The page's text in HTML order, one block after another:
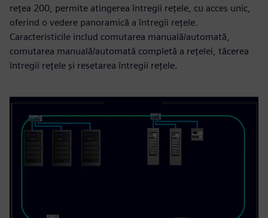
rețea 200, permite atingerea întregii rețele, cu acces unic,
oferind o vedere panoramică a întregii rețele.
Caracteristicile includ comutarea manuală/automată,
comutarea manuală/automată completă a rețelei, tăcerea
întregii rețele și resetarea întregii rețele.